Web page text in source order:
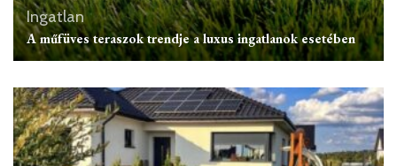
Ingatlan
A műfüves teraszok trendje a luxus ingatlanok esetében